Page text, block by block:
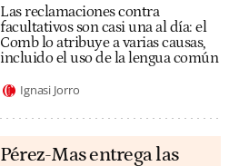
Las reclamaciones contra
facultativos son casi una al día: el
Comb lo atribuye a varias causas,
incluido el uso de la lengua común
Ignasi Jorro
Pérez-Mas entrega las